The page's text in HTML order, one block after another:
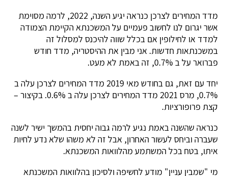
מדד המחירים לצרכן כנראה יגיע השנה, 2022, לרמה מסוימת
אשר יגרום לנו לחשוב פעמיים על המשכנתא הקיימת הצמודה
למדד או לחילופין אם בכלל שווה להיכנס למסלול זה
במשכנתאות חדשות. אני מבין את ההיסטריה, מדד חודש
פברואר על ב 0.7%, זה באמת לא מעט.
יחד עם זאת, גם בחודש מאי 2019 מדד המחירים לצרכן עלה ב
0.7%, מרס 2021 מדד המחירים לצרכן עלה ב 0.6%. בקיצור –
קצת פרופורציות.
כנראה שהשנה באמת נגיע לרמה גבוה יחסית בהמשך ישיר לשנה
שעברה וביחס לעשור האחרון, אבל זה לא משהו שלא נדע לחיות
איתו, בטח בכל המשתמע מהלוואות המשכנתא.
מי "שמבין עניין" מודע לחשיפה ולסיכון בהלוואות המשכנתא